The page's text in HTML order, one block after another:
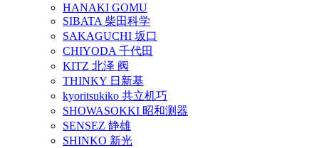
HANAKI GOMU
SIBATA 柴田科学
SAKAGUCHI 坂口
CHIYODA 千代田
KITZ 北泽 阀
THINKY 日新基
kyoritsukiko 共立机巧
SHOWASOKKI 昭和测器
SENSEZ 静雄
SHINKO 新光